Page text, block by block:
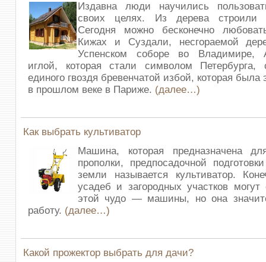
Издавна люди научились
своих целях. Из дерева строили
Сегодня можно бесконечно
Кижах и Суздали, несгораемой
Успенском соборе во Владимире,
иглой, которая стали символом Петербурга,
единого гвоздя бревенчатой избой, которая была
в прошлом веке в Париже. (далее…)
Как выбрать культиватор
Машина, которая предназначена
прополки, предпосадочной
земли называется культиватор.
усадеб и загородных участков
этой чудо — машины, но она
работу. (далее…)
Какой прожектор выбрать для дачи?